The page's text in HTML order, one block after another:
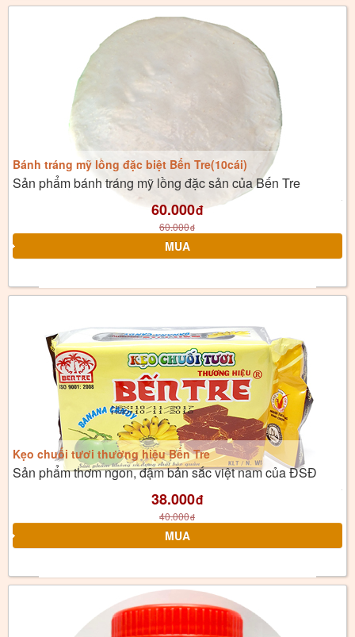
Bánh tráng mỹ lồng đặc biệt Bến Tre(10cái)
Sản phẩm bánh tráng mỹ lồng đặc sản của Bến Tre
60.000đ
60.000đ
Kẹo chuối tươi thương hiệu Bến Tre
Sản phẩm thơm ngon, đậm bản sắc việt nam của ĐSĐ
38.000đ
40.000đ